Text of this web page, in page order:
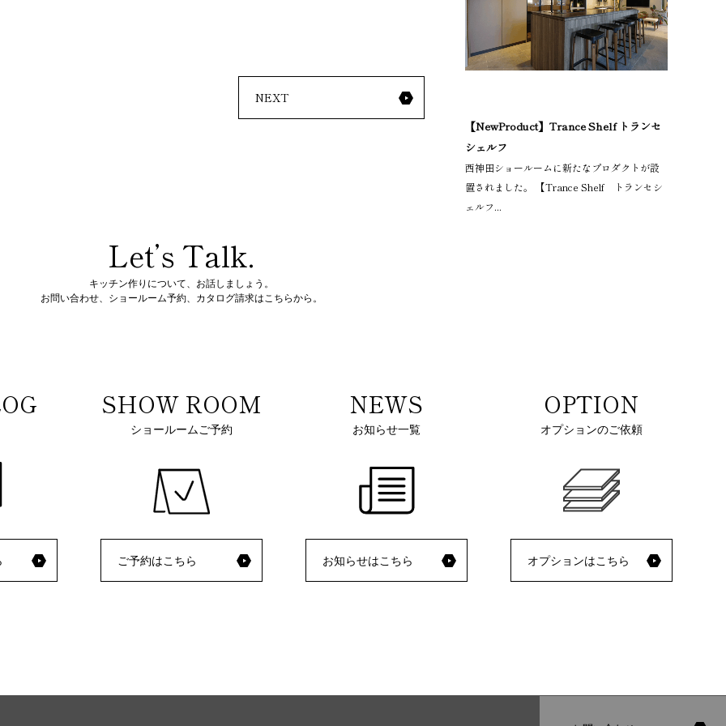
NEXT
【NewProduct】Trance Shelf トランセ
シェルフ
西神田ショールームに新たなプロダクトが設
置されました。 【Trance Shelf トランセシ
ェルフ...
Let’s Talk.
キッチン作りについて、お話しましょう。
お問い合わせ、ショールーム予約、 カタログ請求はこちらから。
SHOW ROOM
ショールームご予約
ご予約はこちら
NEWS
お知らせ一覧
お知らせはこちら
OPTION
オプションのご依頼
オプションはこちら